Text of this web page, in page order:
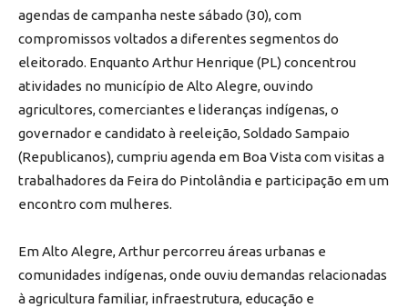
agendas de campanha neste sábado (30), com
compromissos voltados a diferentes segmentos do
eleitorado. Enquanto Arthur Henrique (PL) concentrou
atividades no município de Alto Alegre, ouvindo
agricultores, comerciantes e lideranças indígenas, o
governador e candidato à reeleição, Soldado Sampaio
(Republicanos), cumpriu agenda em Boa Vista com visitas a
trabalhadores da Feira do Pintolândia e participação em um
encontro com mulheres.
Em Alto Alegre, Arthur percorreu áreas urbanas e
comunidades indígenas, onde ouviu demandas relacionadas
à agricultura familiar, infraestrutura, educação e